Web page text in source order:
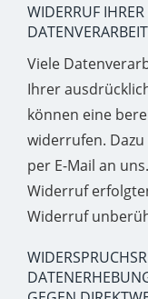
WIDERRUF
Viele
Ihrer
können eine
widerrufen.
per E-Mail an
Widerruf
Widerruf